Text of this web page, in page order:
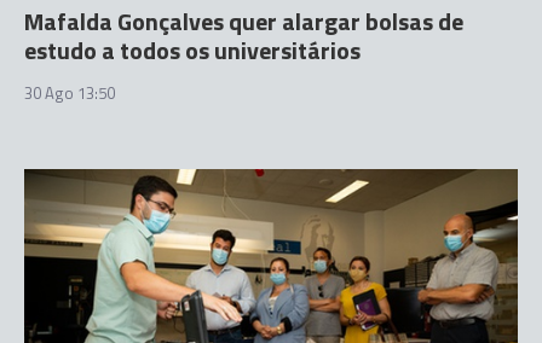
Mafalda Gonçalves quer alargar bolsas de
estudo a todos os universitários
30 Ago 13:50